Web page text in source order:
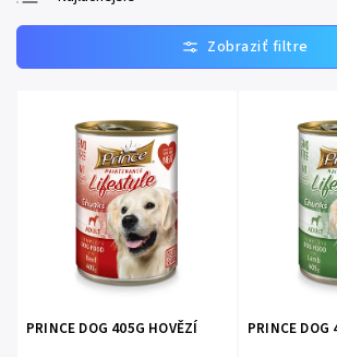
Najpredávanejšie
Najdrahšie
PRINCE DOG 405G HOVĚZÍ PRINCE DOG